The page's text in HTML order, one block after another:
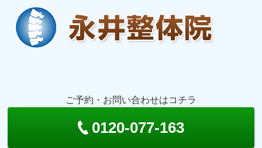
ご予約・お問い合わせはコチラ
0120-077-163